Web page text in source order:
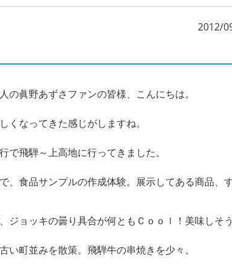
2012/
の眞野あずさファンの皆様、こんにちは。
くなってきた感じがしますね。
で飛騨～上高地に行ってきました。
、食品サンプルの作成体験。展示してある商品、
ジョッキの曇り具合が何ともＣｏｏｌ！美味しそ
い町並みを散策。飛騨牛の串焼きを少々。